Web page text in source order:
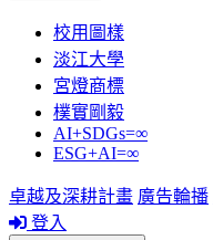
校用圖樣
淡江大學
宮燈商標
樸實剛毅
AI+SDGs=∞
ESG+AI=∞
卓越及深耕計畫 廣告輪播
登入